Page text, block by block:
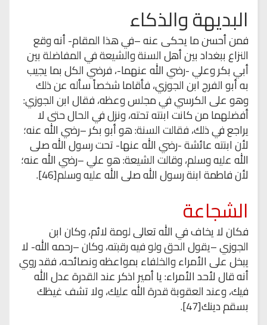
البديهة والذكاء
فمن أحسن ما يحكى عنه –في هذا المقام- أنه وقع
النزاع ببغداد بين أهل السنة والشيعة في المفاضلة بين
أبي بكر وعلي -رضي الله عنهما-، فرضي الكل بما يجيب
به أبو الفرج ابن الجوزي، فأقاما شخصاً سأله عن ذلك
وهو على الكرسي في مجلس وعظه، فقال ابن الجوزي:
أفضلهما من كانت ابنته تحته، ونزل في الحال حتى لا
يراجع في ذلك، فقالت السنة: هو أبو بكر –رضي الله عنه؛
لأن ابنته عائشة -رضي الله عنها- تحت رسول الله صلى
الله عليه وسلم، وقالت الشيعة: هو علي –رضي الله عنه؛
لأن فاطمة ابنة رسول الله صلى الله عليه وسلم[46].
الشجاعة
فكان لا يخاف في الله تعالى لومة لائم، وكان ابن
الجوزي –يقول الحق ولو فيه رقبته، وكان –رحمه الله- لا
يبخل على الأمراء والخلفاء بمواعظه ونصائحه، فقد روي
أنه قال لأحد الأمراء: يا أمير اذكر عند القدرة عدل الله
فيك، وعند العقوبة قدرة الله عليك، ولا تشف غيظك
بسقم دينك[47].